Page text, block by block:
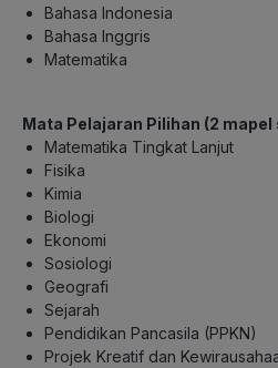
Bahasa Indonesia
Bahasa Inggris
Matematika
Mata Pelajaran Pilihan (2
Matematika Tingkat Lanjut
Fisika
Kimia
Biologi
Ekonomi
Sosiologi
Geografi
Sejarah
Pendidikan Pancasila (PPKN)
Projek Kreatif dan